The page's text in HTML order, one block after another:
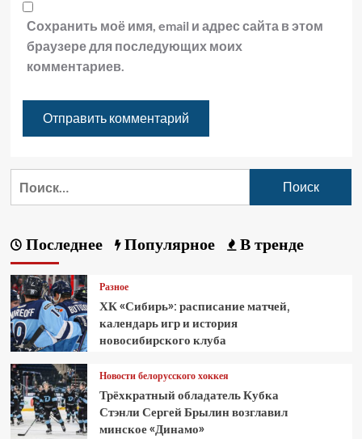
Сохранить моё имя, email и адрес сайта в этом
браузере для последующих моих
комментариев.
Последнее Популярное В тренде
Разное
ХК «Сибирь»: расписание матчей,
календарь игр и история
новосибирского клуба
Новости белорусского хоккея
Трёхкратный обладатель Кубка
Стэнли Сергей Брылин возглавил
минское «Динамо»